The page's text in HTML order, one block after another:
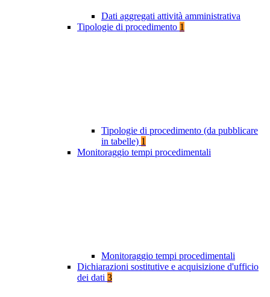
Dati aggregati attività amministrativa
Tipologie di procedimento 1
Tipologie di procedimento (da pubblicare
in tabelle) 1
Monitoraggio tempi procedimentali
Monitoraggio tempi procedimentali
Dichiarazioni sostitutive e acquisizione d'ufficio
dei dati 3